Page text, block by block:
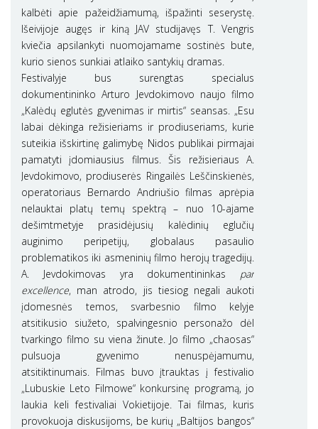
kalbėti apie pažeidžiamumą, išpažinti seserystę.
Išeivijoje augęs ir kiną JAV studijavęs T. Vengris
kviečia apsilankyti nuomojamame sostinės bute,
kurio sienos sunkiai atlaiko santykių dramas.
Festivalyje bus surengtas specialus
dokumentininko Arturo Jevdokimovo naujo filmo
„Kalėdų eglutės gyvenimas ir mirtis“ seansas. „Esu
labai dėkinga režisieriams ir prodiuseriams, kurie
suteikia išskirtinę galimybę Nidos publikai pirmajai
pamatyti įdomiausius filmus. Šis režisieriaus A.
Jevdokimovo, prodiuserės Ringailės Leščinskienės,
operatoriaus Bernardo Andriušio filmas aprėpia
nelauktai platų temų spektrą – nuo 10-ajame
dešimtmetyje prasidėjusių kalėdinių eglučių
auginimo peripetijų, globalaus pasaulio
problematikos iki asmeninių filmo herojų tragedijų.
A. Jevdokimovas yra dokumentininkas par
excellence, man atrodo, jis tiesiog negali aukoti
įdomesnės temos, svarbesnio filmo kelyje
atsitikusio siužeto, spalvingesnio personažo dėl
tvarkingo filmo su viena žinute. Jo filmo „chaosas“
pulsuoja gyvenimo nenuspėjamumu,
atsitiktinumais. Filmas buvo įtrauktas į festivalio
„Lubuskie Leto Filmowe“ konkursinę programą, jo
laukia keli festivaliai Vokietijoje. Tai filmas, kuris
provokuoja diskusijoms, be kurių „Baltijos bangos“